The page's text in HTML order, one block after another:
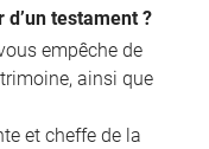
testament ?
empêche de
ainsi que
et cheffe de la